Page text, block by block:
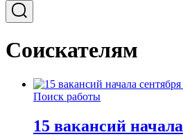
Соискателям
Поиск работы
15 вакансий